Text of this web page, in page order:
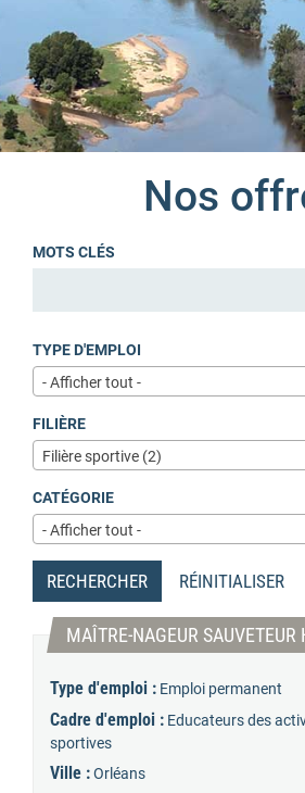
Nos
MOTS CLÉS
TYPE D'EMPLOI
- Afficher tout -
FILIÈRE
Filière sportive (2)
CATÉGORIE
- Afficher tout -
RECHERCHER RÉINITIALISER
MAÎTRE-NAGEUR SAUVETEUR
Type d'emploi : Emploi permanent
Cadre d'emploi : Educateurs des
sportives
Ville :Orléans